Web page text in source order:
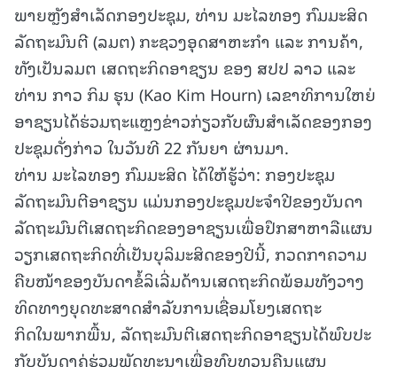
ພາຍຫຼັງສໍາເລັດກອງປະຊຸມ, ທ່ານ ມະໄລທອງ ກົມມະສິດ
ລັດຖະມົນຕີ (ລມຕ) ກະຊວງອຸດສາຫະກໍາ ແລະ ການຄ້າ,
ທັງເປັນລມຕ ເສດຖະກິດອາຊຽນ ຂອງ ສປປ ລາວ ແລະ
ທ່ານ ກາວ ກິມ ຮຸນ (Kao Kim Hourn) ເລຂາທິການໃຫຍ່
ອາຊຽນໄດ້ຮ່ວມຖະແຫຼງຂ່າວກ່ຽວກັບຜົນສຳເລັດຂອງກອງ
ປະຊຸມດັ່ງກ່າວ ໃນວັນທີ 22 ກັນຍາ ຜ່ານມາ.
ທ່ານ ມະໄລທອງ ກົມມະສິດ ໄດ້ໃຫ້ຮູ້ວ່າ: ກອງປະຊຸມ
ລັດຖະມົນຕີອາຊຽນ ແມ່ນກອງປະຊຸມປະຈຳປີຂອງບັນດາ
ລັດຖະມົນຕີເສດຖະກິດຂອງອາຊຽນເພື່ອປຶກສາຫາລືແຜນ
ວຽກເສດຖະກິດທີ່ເປັນບຸລິມະສິດຂອງປີນີ້, ກວດກາຄວາມ
ຄືບໜ້າຂອງບັນດາຂໍ້ລິເລີ່ມດ້ານເສດຖະກິດພ້ອມທັງວາງ
ທິດທາງຍຸດທະສາດສຳລັບການເຊື່ອມໂຍງເສດຖະ
ກິດໃນພາກພື້ນ, ລັດຖະມົນຕີເສດຖະກິດອາຊຽນໄດ້ພົບປະ
ກັບບັນດາຄູ່ຮ່ວມພັດທະນາເພື່ອທົບທວນຄືນແຜນ